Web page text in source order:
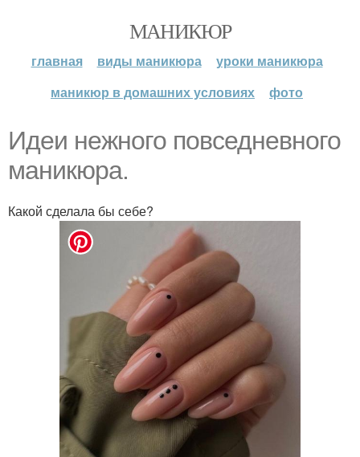
МАНИКЮР
главная виды маникюра
уроки маникюра
маникюр в домашних условиях
фото
Идеи нежного повседневного
маникюра.
Какой сделала бы себе?